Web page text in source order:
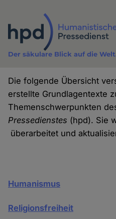
Inhalt
Der säkulare Blick auf die
Die folgende Übersicht
erstellte Grundlagentexte
Themenschwerpunkten
Pressedienstes (hpd). Sie
überarbeitet und
Humanismus
Religionsfreiheit